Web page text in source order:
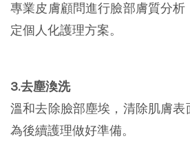
專業皮膚顧問進行臉部膚質分析
定個人化護理方案。
3.去塵渙洗
溫和去除臉部塵埃，清除肌膚表
為後續護理做好準備。